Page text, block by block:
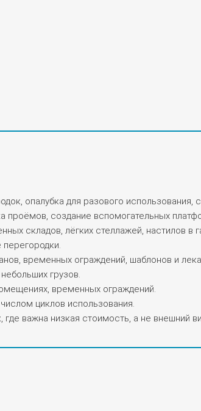
опалубка для разового использования,
создание вспомогательных
складов, лёгких стеллажей, настилов в
временных ограждений, шаблонов и
грузов.
временных ограждений.
циклов использования.
где важна низкая стоимость, а не внешний